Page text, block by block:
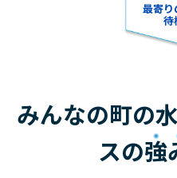
最寄り
待
みんなの町の
スの強